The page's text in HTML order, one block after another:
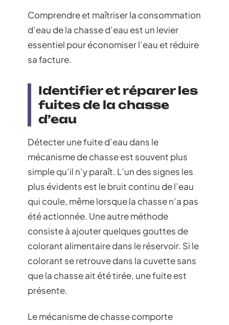
Comprendre et maîtriser la consommation
d’eau de la chasse d’eau est un levier
essentiel pour économiser l’eau et réduire
sa facture.
Identifier et réparer les
fuites de la chasse
d’eau
Détecter une fuite d’eau dans le
mécanisme de chasse est souvent plus
simple qu’il n’y paraît. L’un des signes les
plus évidents est le bruit continu de l’eau
qui coule, même lorsque la chasse n’a pas
été actionnée. Une autre méthode
consiste à ajouter quelques gouttes de
colorant alimentaire dans le réservoir. Si le
colorant se retrouve dans la cuvette sans
que la chasse ait été tirée, une fuite est
présente.
Le mécanisme de chasse comporte